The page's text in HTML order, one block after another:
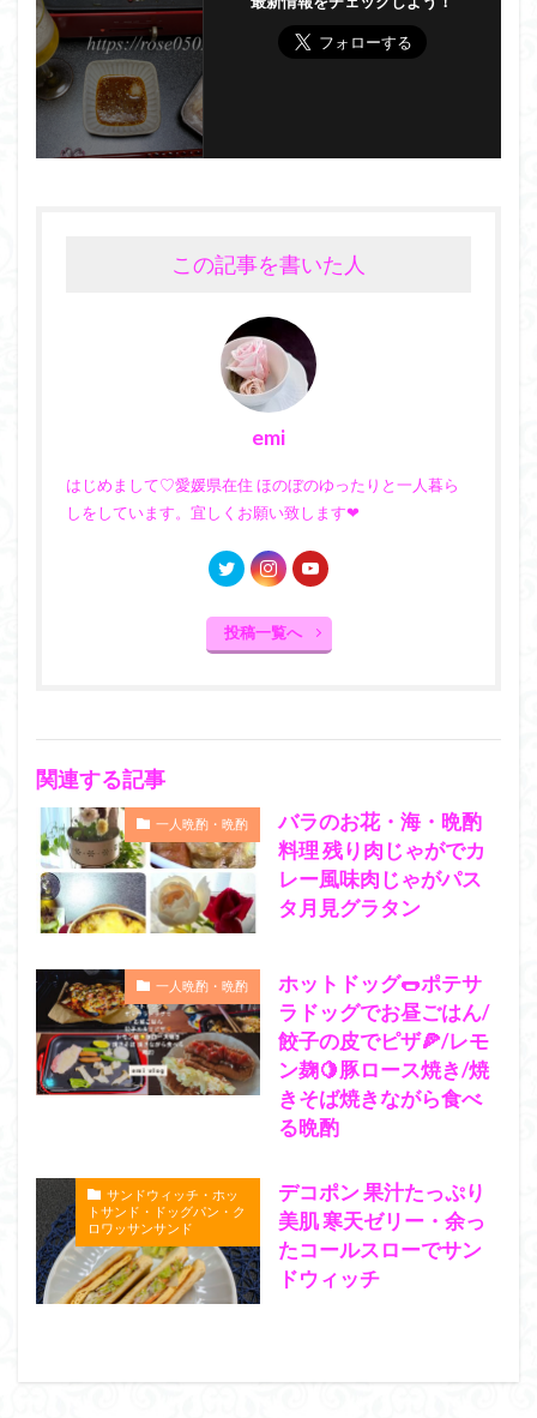
この記事を書いた人
emi
はじめまして♡愛媛県在住 ほのぼのゆったりと一人暮ら
しをしています。宜しくお願い致します❤︎
投稿一覧へ
関連する記事
一人晩酌・晩酌
バラのお花・海・晩酌
料理 残り肉じゃがでカ
レー風味肉じゃがパス
タ月見グラタン
一人晩酌・晩酌
ホットドッグ🌭ポテサ
ラドッグでお昼ごはん/
餃子の皮でピザ🍕/レモ
ン麹🍋豚ロース焼き/焼
きそば焼きながら食べ
る晩酌
サンドウィッチ・ホッ
トサンド・ドッグパン・ク
ロワッサンサンド
デコポン 果汁たっぷり
美肌 寒天ゼリー・余っ
たコールスローでサン
ドウィッチ